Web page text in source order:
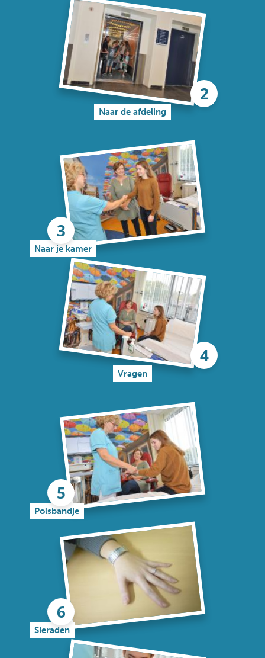
Naar de afdeling
Naar je kamer
Vragen
Polsbandje
Sieraden